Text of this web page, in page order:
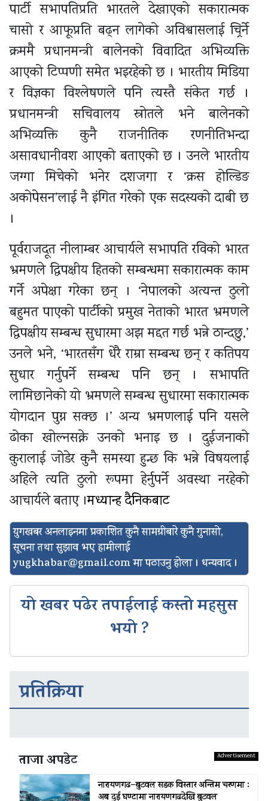
पार्टी सभापतिप्रति भारतले देखाएको सकारात्मक
चासो र आफूप्रति बढ्न लागेको अविश्वासलाई चिर्र्ने
क्रममै प्रधानमन्त्री बालेनको विवादित अभिव्यक्ति
आएको टिप्पणी समेत भइरहेको छ । भारतीय मिडिया
र विज्ञका विश्लेषणले पनि त्यस्तै संकेत गर्छ ।
प्रधानमन्त्री सचिवालय स्रोतले भने बालेनको
अभिव्यक्ति कुनै राजनीतिक रणनीतिभन्दा
असावधानीवश आएको बताएको छ । उनले भारतीय
जग्गा मिचेको भनेर दशजगा र ‘क्रस होल्डिङ
अकोपेसन’लाई नै इंगित गरेको एक सदस्यको दाबी छ
।
पूर्वराजदूत नीलाम्बर आचार्यले सभापति रविको भारत
भ्रमणले द्विपक्षीय हितको सम्बन्धमा सकारात्मक काम
गर्ने अपेक्षा गरेका छन् । ‘नेपालको अत्यन्त ठुलो
बहुमत पाएको पार्टीको प्रमुख नेताको भारत भ्रमणले
द्विपक्षीय सम्बन्ध सुधारमा अझ मद्दत गर्छ भन्ने ठान्दछु,’
उनले भने, ‘भारतसँग धेरै राम्रा सम्बन्ध छन् र कतिपय
सुधार गर्नुपर्ने सम्बन्ध पनि छन् । सभापति
लामिछानेको यो भ्रमणले सम्बन्ध सुधारमा सकारात्मक
योगदान पुग्न सक्छ ।’ अन्य भ्रमणलाई पनि यसले
ढोका खोल्नसक्ने उनको भनाइ छ । दुईजनाको
कुरालाई जोडेर कुनै समस्या हुन्छ कि भन्ने विषयलाई
अहिले त्यति ठुलो रूपमा हेर्नुपर्ने अवस्था नरहेको
आचार्यले बताए ।मध्यान्ह दैनिकबाट
युगखबर अनलाइनमा प्रकाशित कुनै सामग्रीबारे कुनै गुनासो,
सूचना तथा सुझाव भए हामीलाई
yugkhabar@gmail.comमा पठाउनु होला । धन्यवाद ।
यो खबर पढेर तपाईलाई कस्तो महसुस
भयो ?
प्रतिक्रिया
ताजा अपडेट
नारायणगढ–बुटवल सडक विस्तार अन्तिम चरणमा :
अब दुई घण्टामा नारायणगढदेखि बुटवल